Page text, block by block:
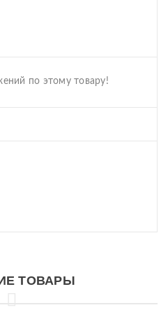
по этому товару!
ТОВАРЫ